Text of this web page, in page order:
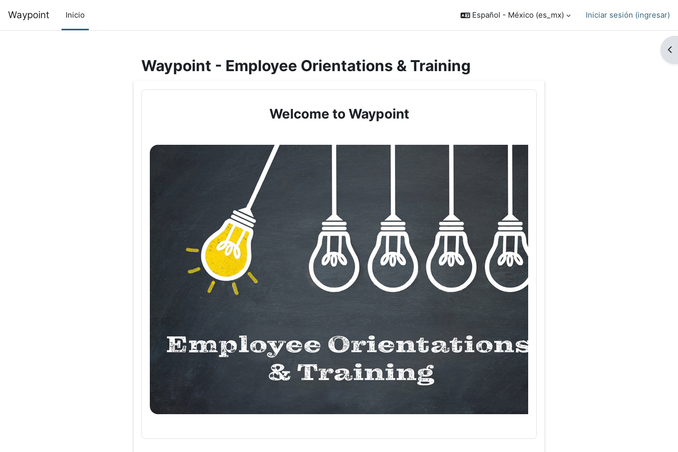
Waypoint Inicio Español - México ‎(es_mx)‎ Iniciar sesión (ingresar)
Waypoint - Employee Orientations & Training
Welcome to Waypoint